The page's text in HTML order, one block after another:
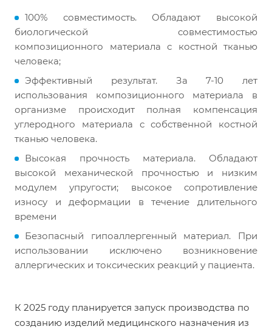
100% совместимость. Обладают высокой
биологической совместимостью
композиционного материала с костной тканью
человека;
Эффективный результат. За 7-10 лет
использования композиционного материала в
организме происходит полная компенсация
углеродного материала с собственной костной
тканью человека.
Высокая прочность материала. Обладают
высокой механической прочностью и низким
модулем упругости; высокое сопротивление
износу и деформации в течение длительного
времени
Безопасный гипоаллергенный материал. При
использовании исключено возникновение
аллергических и токсических реакций у пациента.
К 2025 году планируется запуск производства по
созданию изделий медицинского назначения из